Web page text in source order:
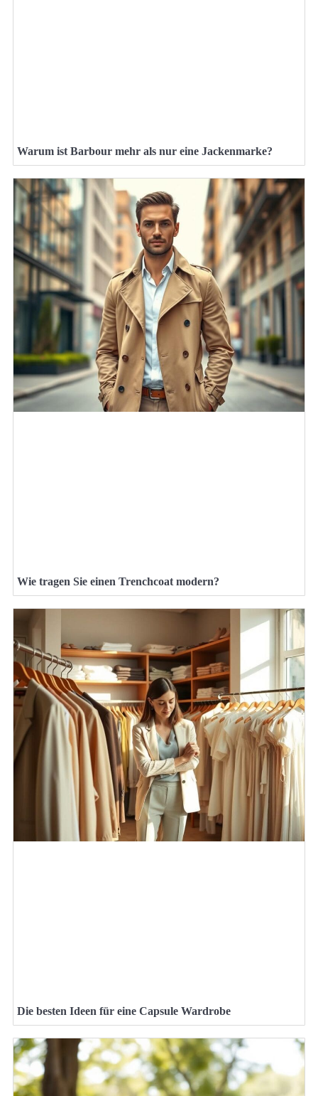
Warum ist Barbour mehr als nur eine Jackenmarke?
Wie tragen Sie einen Trenchcoat modern?
Die besten Ideen für eine Capsule Wardrobe